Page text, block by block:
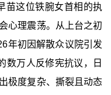
苗这位铁腕女首相的执
心理震荡。从上台之初
年初因解散众议院引发
数万人反修宪抗议，日
极度复杂、撕裂且动态